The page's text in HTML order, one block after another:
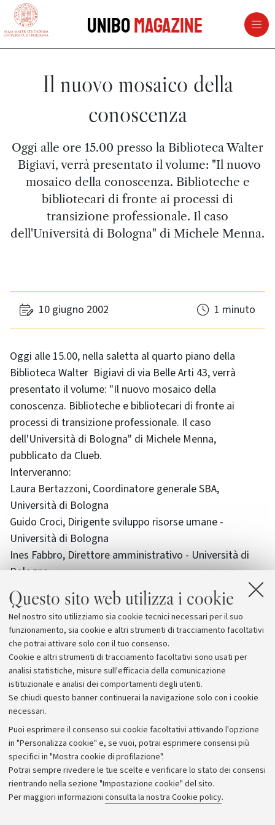
Questo sito web utilizza i cookie
Nel nostro sito utilizziamo sia cookie tecnici necessari per il suo
funzionamento, sia cookie e altri strumenti di tracciamento facoltativi
che potrai attivare solo con il tuo consenso.
Cookie e altri strumenti di tracciamento facoltativi sono usati per
analisi statistiche, misure sull'efficacia della comunicazione
istituzionale e analisi dei comportamenti degli utenti.
Se chiudi questo banner continuerai la navigazione solo con i cookie
necessari.
Puoi esprimere il consenso sui cookie facoltativi attivando l'opzione
in "Personalizza cookie" e, se vuoi, potrai esprimere consensi più
specifici in "Mostra cookie di profilazione".
Potrai sempre rivedere le tue scelte e verificare lo stato dei consensi
rientrando nella sezione "Impostazione cookie" del sito.
Per maggiori informazioni consulta la nostra Cookie policy.
vai al contenuto della pagina
UniboMagazine
Il nuovo mosaico della
conoscenza
Oggi alle ore 15.00 presso la Biblioteca Walter
Bigiavi, verrà presentato il volume: "Il nuovo
mosaico della conoscenza. Biblioteche e
bibliotecari di fronte ai processi di
transizione professionale. Il caso
dell'Università di Bologna" di Michele Menna.
10 giugno 2002 1 minuto
Oggi alle 15.00, nella saletta al quarto piano della
Biblioteca Walter Bigiavi di via Belle Arti 43, verrà
presentato il volume: "Il nuovo mosaico della
conoscenza. Biblioteche e bibliotecari di fronte ai
processi di transizione professionale. Il caso
dell'Università di Bologna" di Michele Menna,
pubblicato da Clueb.
Interveranno:
Laura Bertazzoni, Coordinatore generale SBA,
Università di Bologna
Guido Croci, Dirigente sviluppo risorse umane -
Università di Bologna
Ines Fabbro, Direttore amministrativo - Università di
Bologna
Gianfranco Franceschi, Direttore Biblioteca Walter
Bigiavi - Università di Bologna
Everardo Minardi, Docente di sociologia generale -
Università di Teramo
Sarà presente l'autore.
Archivio
Comunicati stampa
Redazione
Rassegna stampa